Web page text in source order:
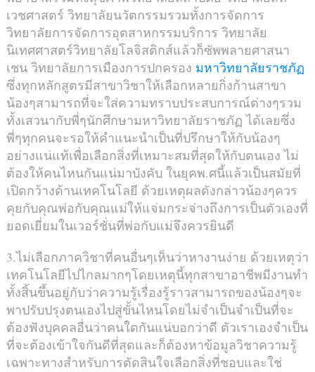
เวชศาสตร์ วิทยาลัยนวัตกรรมรวมทั้งการจัดการ
วิทยาลัยการจัดการอุตสาหกรรมบริการ วิทยาลัย
นิเทศศาสตร์วิทยาลัยโลจิสติกส์แล้วก็ซัพพลายศาสนา
เชน วิทยาลัยการเมืองการปกครอง มหาวิทยาลัยราชภัฏ
ซึ่งทุกหลักสูตรมีสาขาวิชาให้เลือกหลายกิ่งก้านสาขา
น้องๆสามารถที่จะใส่ความทราบประสบการณ์ต่างๆรวม
ทั้งเสวนากับพี่ๆนักศึกษามหาวิทยาลัยราชภัฏ ได้เลยซึ่ง
พี่ๆทุกคนจะรอให้คำแนะนำเป็นที่ปรึกษาให้กับน้องๆ
อย่างแน่แท้เพื่อเลือกสิ่งที่เหมาะสมที่สุดให้กับตนเอง ไม่
ต้องให้คนไหนกันแน่มาบังคับ ในยุคพ.ศนี้แล้วเป็นสมัยที่
เปิดกว้างด้านเทคโนโลยี ด้วยเหตุผลดังกล่าวน้องๆควร
คุยกับคุณพ่อกับคุณแม่ให้แจ่มกระจ่างถึงการเป็นตัวเองที่
ยอดเยี่ยมในเวอร์ชั่นที่พ่อกับแม่จึงควรยินดี
3.ไม่เลือกภาควิชาที่คนอื่นๆเห็นว่าหางานง่าย ด้วยเหตุว่า
เทคโนโลยีไปไกลมากๆโดยเหตุนี้ทุกสาขาอาชีพมีงานทำ
ทั้งสิ้นขึ้นอยู่กับว่าความรู้เรื่องรู้ราวสามารถของน้องๆจะ
พาปรับปรุงตนเองไปสู่ขั้นไหนโดยไม่จำเป็นจำเป็นที่จะ
ต้องฟังบุคคลอื่นว่าคนใดกันแน่บอกว่าดี ตัวเราเองจำเป็น
ที่จะต้องเข้าใจกันดีที่สุดและก็ต้องหาข้อมูลวิชาความรู้
เฉพาะทางสำหรับการตัดสินใจเลือกสิ่งที่ชอบและใช่